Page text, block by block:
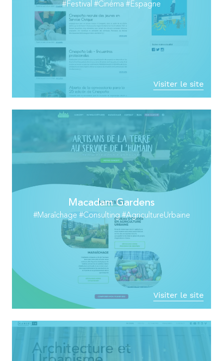
#Festival #Cinéma #Espagne
Visiter le site
Macadam Gardens
#Maraîchage #Consulting #AgricultureUrbaine
Visiter le site